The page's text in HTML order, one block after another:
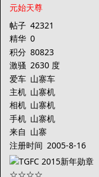
元始天尊
帖子 42321
精华 0
积分 80823
激骚 2630 度
爱车 山寨车
主机 山寨机
相机 山寨机
手机 山寨机
来自 山寨
注册时间 2005-8-16